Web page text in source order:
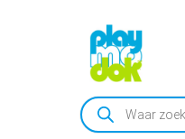
Tweedehands
Producten
zoeken